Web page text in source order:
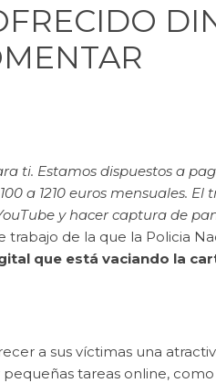
ti. Estamos dispuestos a
a 1210 euros mensuales. El
y hacer captura de
trabajo de la que la Policia
que está vaciando la
a sus víctimas una
tareas online,